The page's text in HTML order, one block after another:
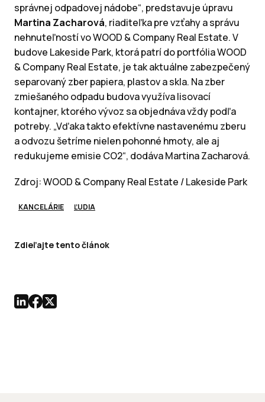
správnej odpadovej nádobe“, predstavuje úpravu
Martina Zacharová, riaditeľka pre vzťahy a správu
nehnuteľností vo WOOD & Company Real Estate. V
budove Lakeside Park, ktorá patrí do portfólia WOOD
& Company Real Estate, je tak aktuálne zabezpečený
separovaný zber papiera, plastov a skla. Na zber
zmiešaného odpadu budova využíva lisovací
kontajner, ktorého vývoz sa objednáva vždy podľa
potreby. „Vďaka takto efektívne nastavenému zberu
a odvozu šetríme nielen pohonné hmoty, ale aj
redukujeme emisie CO2“, dodáva Martina Zacharová.
Zdroj: WOOD & Company Real Estate / Lakeside Park
KANCELÁRIE ĽUDIA
Zdieľajte tento článok